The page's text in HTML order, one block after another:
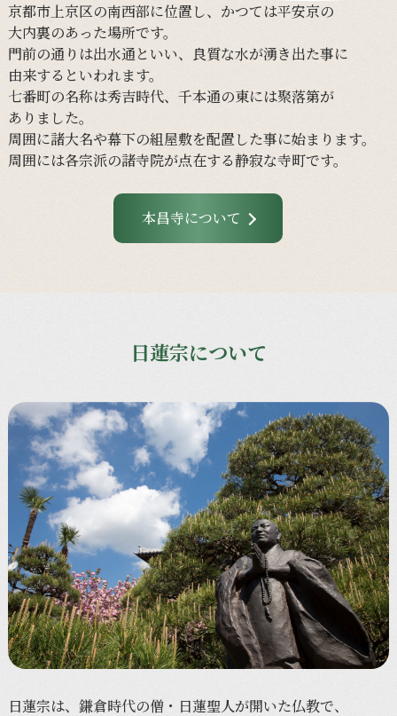
京都市上京区の南西部に位置し、 かつては平安京の
大内裏のあった場所です。
門前の通りは出水通といい、 良質な水が湧き出た事に
由来するといわれます。
七番町の名称は秀吉時代、 千本通の東には聚落第が
ありました。
周囲に諸大名や幕下の組屋敷を配置した事に始まります。
周囲には各宗派の諸寺院が点在する静寂な寺町です。
本昌寺について
日蓮宗について
日蓮宗は、 鎌倉時代の僧・ 日蓮聖人が開いた仏教で、